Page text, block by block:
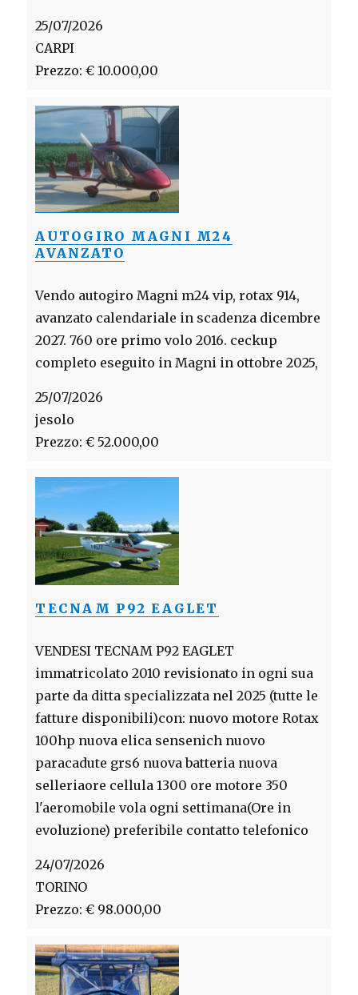
25/07/2026
CARPI
Prezzo: € 10.000,00
AUTOGIRO MAGNI M24
AVANZATO
Vendo autogiro Magni m24 vip, rotax 914,
avanzato calendariale in scadenza dicembre
2027. 760 ore primo volo 2016. ceckup
completo eseguito in Magni in ottobre 2025,
25/07/2026
jesolo
Prezzo: € 52.000,00
TECNAM P92 EAGLET
VENDESI TECNAM P92 EAGLET
immatricolato 2010 revisionato in ogni sua
parte da ditta specializzata nel 2025 (tutte le
fatture disponibili)con: nuovo motore Rotax
100hp nuova elica sensenich nuovo
paracadute grs6 nuova batteria nuova
selleriaore cellula 1300 ore motore 350
l'aeromobile vola ogni settimana(Ore in
evoluzione) preferibile contatto telefonico
24/07/2026
TORINO
Prezzo: € 98.000,00